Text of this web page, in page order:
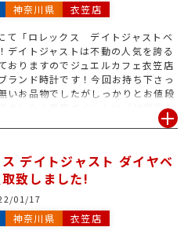
神奈川県 衣笠店
て「ロレックス デイトジャストベ
デイトジャストは不動の人気を誇る
おりますのでジュエルカフェ衣笠店
ランド時計です！今回お持ち下さっ
いお品物でしたがしっかりとお値段
ました！査定ポイントは『付属品の
ーホール歴』を細かく見させて頂
で、金額だけでも知りたいなど査
お買取はジュエルカフェ 衣笠店に
イトジャスト ダイヤベ
致しました!
01/17
神奈川県 衣笠店